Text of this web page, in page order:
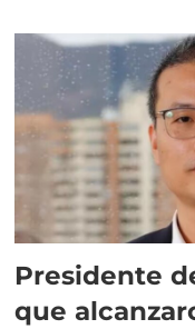
Presidente
que